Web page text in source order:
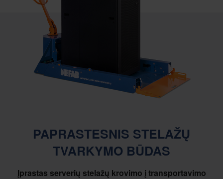
PAPRASTESNIS STELAŽŲ
TVARKYMO BŪDAS
Įprastas serverių stelažų krovimo į transportavimo